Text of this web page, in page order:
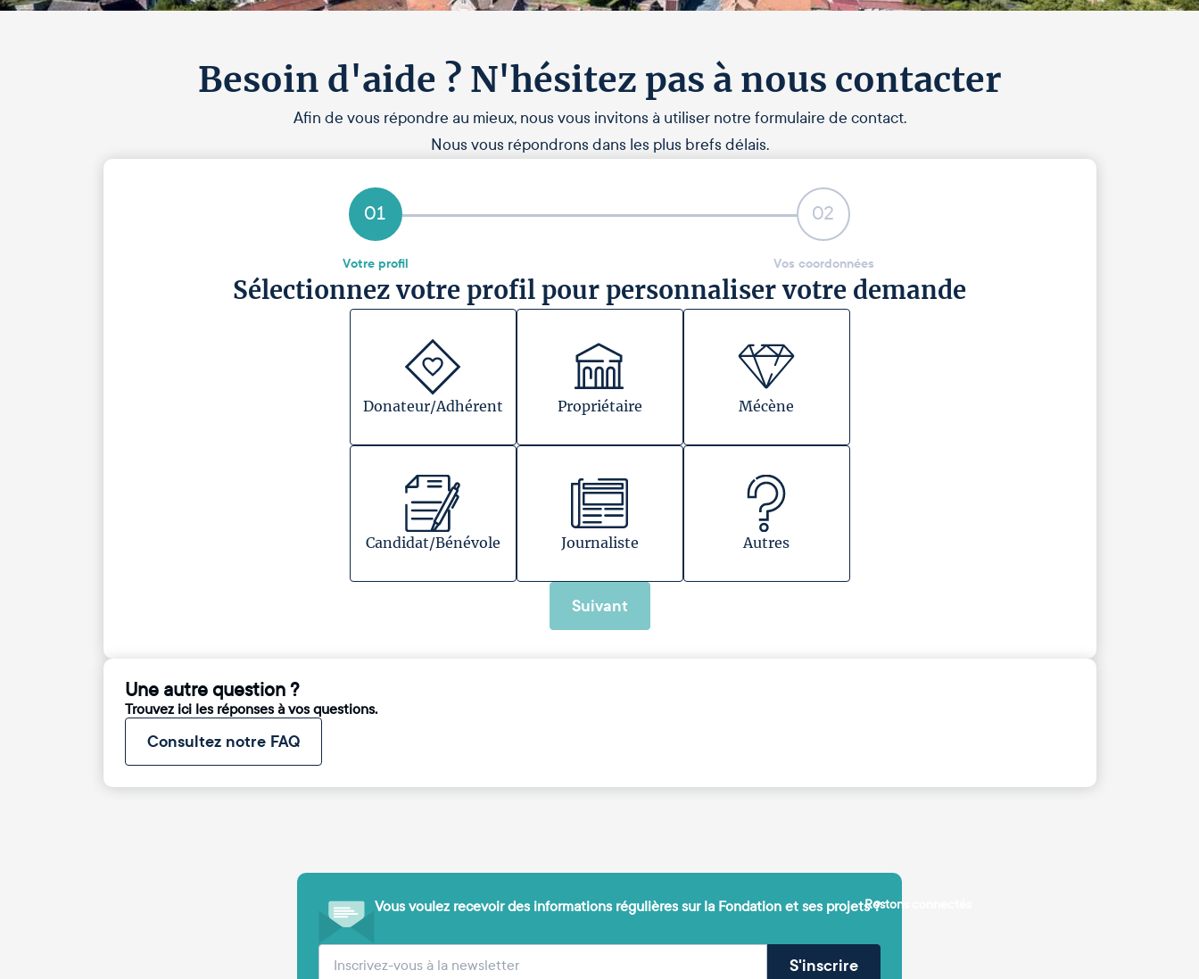
Besoin d'aide ? N'hésitez pas à nous contacter
Afin de vous répondre au mieux, nous vous invitons à utiliser notre formulaire de contact.
Nous vous répondrons dans les plus brefs délais.
01
Votre profil
02
Vos coordonnées
Sélectionnez votre profil pour personnaliser votre demande
Donateur/Adhérent Propriétaire Mécène
Candidat/Bénévole Journaliste Autres
Suivant
Une autre question ?
Trouvez ici les réponses à vos questions.
Consultez notre FAQ
Vous voulez recevoir des informations régulières sur la Fondation et ses projets ?
Votre adresse e-mail (obligatoire) S'inscrire
Restons connectés